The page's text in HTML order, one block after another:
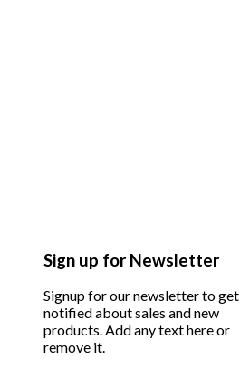
Sign up for Newsletter
Signup for our newsletter to get
notified about sales and new
products. Add any text here or
remove it.